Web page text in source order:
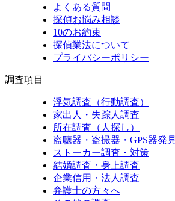
よくある質問
探偵お悩み相談
10のお約束
探偵業法について
プライバシーポリシー
調査項目
浮気調査（行動調査）
家出人・失踪人調査
所在調査（人探し）
盗聴器・盗撮器・GPS器発
ストーカー調査・対策
結婚調査・身上調査
企業信用・法人調査
弁護士の方々へ